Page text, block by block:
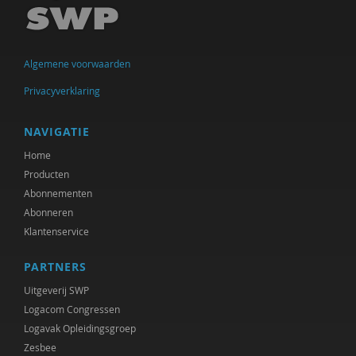
Marjon de Boer-Bruggink
Isolde De Groot
Isolde de Groot
Tryntsje de Groot
Sam de Nijs
Marcel de Rooij
Bald de Vries
Frederique Demeijer
Joep Dohmen
Olivier van Donk
Algemene voorwaarden
Privacyverklaring
NAVIGATIE
Home
Producten
Abonnementen
Abonneren
Klantenservice
PARTNERS
Uitgeverij SWP
Logacom Congressen
Logavak Opleidingsgroep
Zesbee